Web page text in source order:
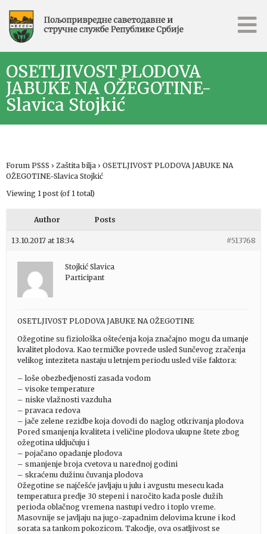
OSETLJIVOST PLODOVA
JABUKE NA OŽEGOTINE-
Slavica Stojkić
Forum PSSS › Zaštita bilja › OSETLJIVOST PLODOVA JABUKE NA
OŽEGOTINE-Slavica Stojkić
Viewing 1 post (of 1 total)
Author Posts
13.10.2017 at 18:34 #513768
Stojkić Slavica
Participant
OSETLJIVOST PLODOVA JABUKE NA OŽEGOTINE
Ožegotine su fiziološka oštećenja koja značajno mogu da umanje
kvalitet plodova. Kao termičke povrede usled Sunčevog zračenja
velikog inteziteta nastaju u letnjem periodu usled više faktora:
– loše obezbedjenosti zasada vodom
– visoke temperature
– niske vlažnosti vazduha
– pravaca redova
– jače zelene rezidbe koja dovodi do naglog otkrivanja plodova
Pored smanjenja kvaliteta i veličine plodova ukupne štete zbog
ožegotina uključuju i
– pojačano opadanje plodova
– smanjenje broja cvetova u narednoj godini
– skraćenu dužinu čuvanja plodova
Ožegotine se najčešće javljaju u julu i avgustu mesecu kada
temperatura predje 30 stepeni i naročito kada posle dužih
perioda oblačnog vremena nastupi vedro i toplo vreme.
Masovnije se javljaju na jugo-zapadnim delovima krune i kod
sorata sa tankom pokozicom. Takodje, ova osatljivost se